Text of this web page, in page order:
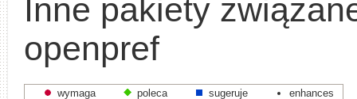
Inne pakiety
openpref
wymaga poleca sugeruje enhances